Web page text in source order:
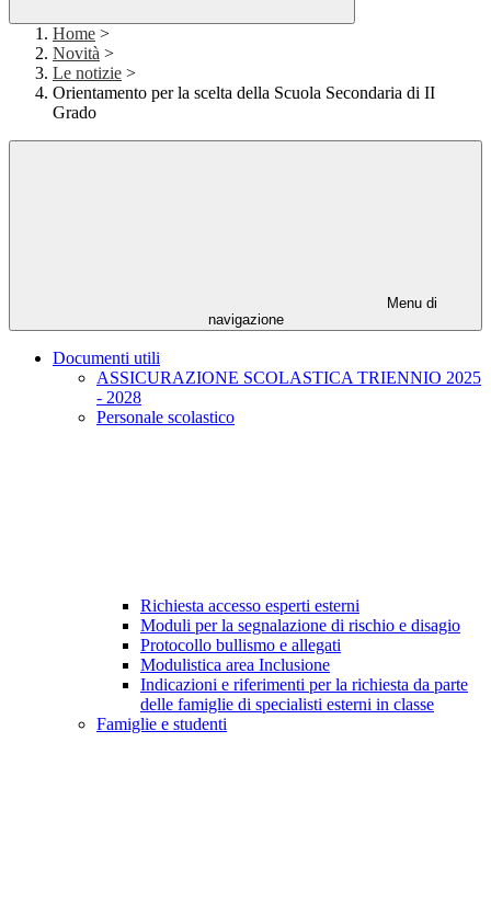
Home >
Novità >
Le notizie >
Orientamento per la scelta della Scuola Secondaria di II
Grado
Menu di
navigazione
Documenti utili
ASSICURAZIONE SCOLASTICA TRIENNIO 2025
- 2028
Personale scolastico
Richiesta accesso esperti esterni
Moduli per la segnalazione di rischio e disagio
Protocollo bullismo e allegati
Modulistica area Inclusione
Indicazioni e riferimenti per la richiesta da parte
delle famiglie di specialisti esterni in classe
Famiglie e studenti